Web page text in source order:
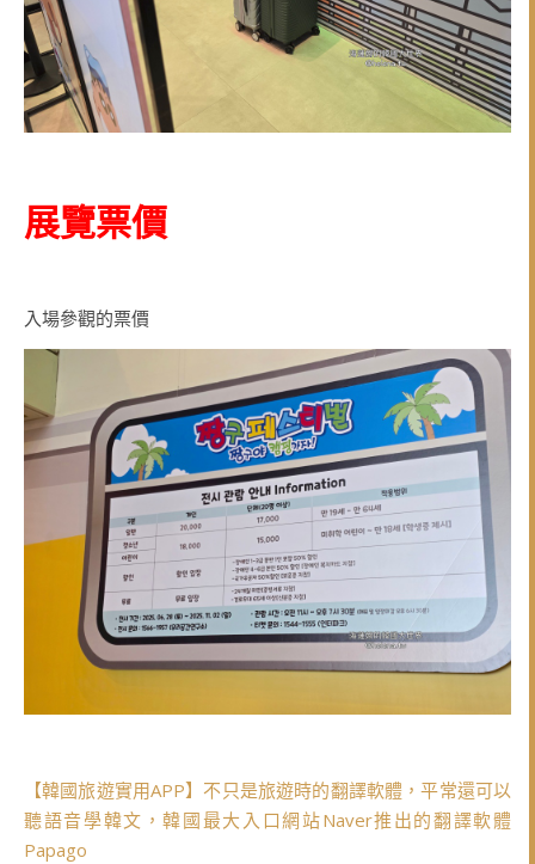
展覽票價
入場參觀的票價
【韓國旅遊實用APP】不只是旅遊時的翻譯軟體，平常還可以
聽語音學韓文，韓國最大入口網站Naver推出的翻譯軟體
Papago